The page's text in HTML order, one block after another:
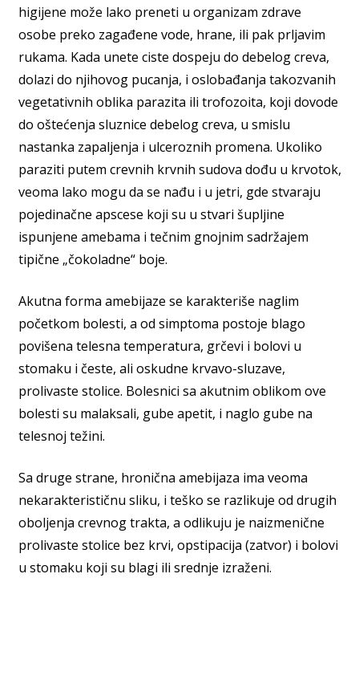
higijene može lako preneti u organizam zdrave
osobe preko zagađene vode, hrane, ili pak prljavim
rukama. Kada unete ciste dospeju do debelog creva,
dolazi do njihovog pucanja, i oslobađanja takozvanih
vegetativnih oblika parazita ili trofozoita, koji dovode
do oštećenja sluznice debelog creva, u smislu
nastanka zapaljenja i ulceroznih promena. Ukoliko
paraziti putem crevnih krvnih sudova dođu u krvotok,
veoma lako mogu da se nađu i u jetri, gde stvaraju
pojedinačne apscese koji su u stvari šupljine
ispunjene amebama i tečnim gnojnim sadržajem
tipične „čokoladne“ boje.
Akutna forma amebijaze se karakteriše naglim
početkom bolesti, a od simptoma postoje blago
povišena telesna temperatura, grčevi i bolovi u
stomaku i česte, ali oskudne krvavo-sluzave,
prolivaste stolice. Bolesnici sa akutnim oblikom ove
bolesti su malaksali, gube apetit, i naglo gube na
telesnoj težini.
Sa druge strane, hronična amebijaza ima veoma
nekarakterističnu sliku, i teško se razlikuje od drugih
oboljenja crevnog trakta, a odlikuju je naizmenične
prolivaste stolice bez krvi, opstipacija (zatvor) i bolovi
u stomaku koji su blagi ili srednje izraženi.